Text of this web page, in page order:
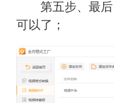
第五步、最后
可以了；